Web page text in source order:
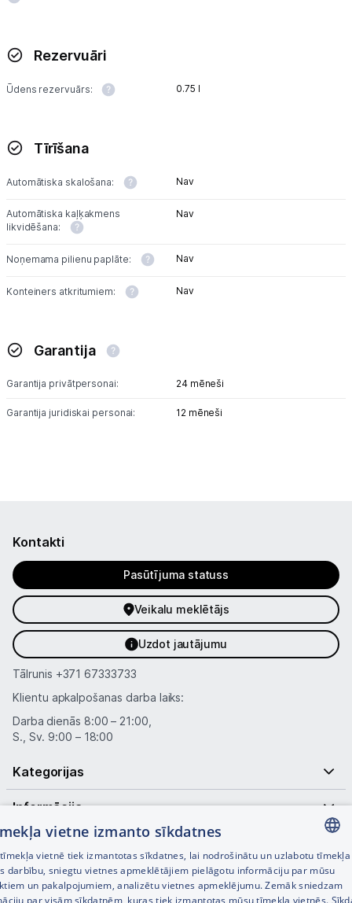
Rezervuāri
Ūdens rezervuārs: 0.75 l
Tīrīšana
Automātiska skalošana: Nav
Automātiska kaļķakmens
likvidēšana:
Nav
Noņemama pilienu paplāte: Nav
Konteiners atkritumiem: Nav
Garantija
Garantija privātpersonai: 24 mēneši
Garantija juridiskai personai: 12 mēneši
Kontakti
Pasūtījuma statuss
Veikalu meklētājs
Uzdot jautājumu
Tālrunis +371 67333733
Klientu apkalpošanas darba laiks:
Darba dienās 8:00 – 21:00,
S., Sv. 9:00 – 18:00
Kategorijas
Informācija
Noderīgas saites
LATVIAN
RUSSIAN
vietne izmanto sīkdatnes
vietnē tiek izmantotas sīkdatnes, lai nodrošinātu un uzlabotu tīmekļa
darbību, sniegtu vietnes apmeklētājiem pielāgotu informāciju par mūsu
un pakalpojumiem, analizētu vietnes apmeklējumu. Zemāk sniedzam
par visām sīkdatnēm, kuras tiek izmantotas mūsu tīmekļa vietnēs.